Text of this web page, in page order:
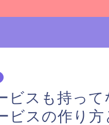
ビスも持っ
ビスの作り方